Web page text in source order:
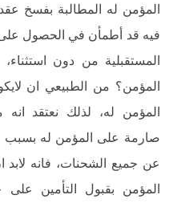
المؤمن له المطالبة بفسخ
فيه قد أطمأن في الحصول على
المستقبلية من دون
المؤمن؟ من الطبيعي ان
المؤمن له، لذلك نعتقد
صارمة على المؤمن له بسبب
عن جميع الشحنات، فانه
المؤمن بقبول التأمين